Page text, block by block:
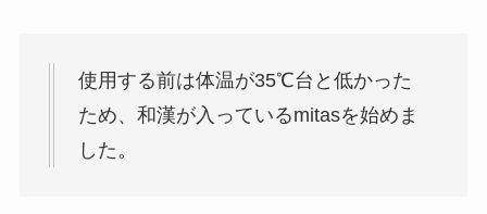
使用する前は体温が35℃台と低かった
ため、和漢が入っているmitasを始めま
した。